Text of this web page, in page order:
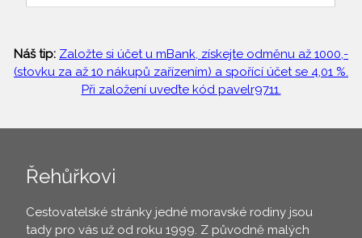
Náš tip: Založte si účet u mBank, získejte odměnu až 1000,-
(stovku za až 10 nákupů zařízením) a spořící účet se 4,01 %.
Při založení uveďte kód pavelr9711.
Řehůřkovi
Cestovatelské stránky jedné moravské rodiny jsou
tady pro vás už od roku 1999. Z původně malých